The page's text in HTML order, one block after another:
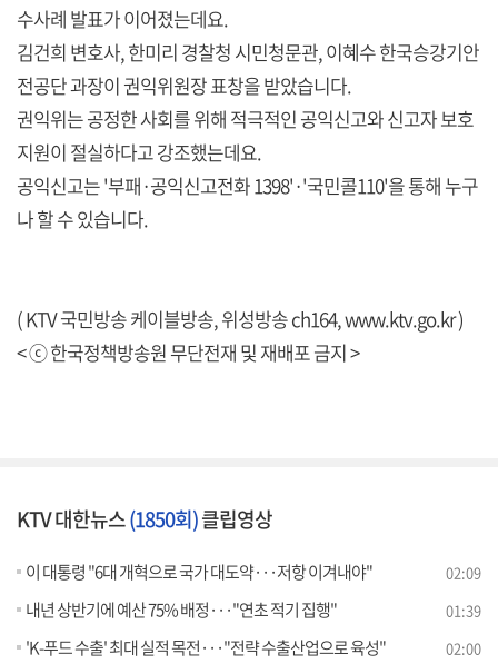
수사례 발표가 이어졌는데요.
김건희 변호사, 한미리 경찰청 시민청문관, 이혜수 한국승강기안
전공단 과장이 권익위원장 표창을 받았습니다.
권익위는 공정한 사회를 위해 적극적인 공익신고와 신고자 보호
지원이 절실하다고 강조했는데요.
공익신고는 '부패·공익신고전화 1398'·'국민콜110'을 통해 누구
나 할 수 있습니다.
( KTV 국민방송 케이블방송, 위성방송 ch164,www.ktv.go.kr)
< ⓒ 한국정책방송원 무단전재 및 재배포 금지 >
KTV 대한뉴스(1850회)클립영상
이 대통령 "6대 개혁으로 국가 대도약···저항 이겨내야" 02:09
내년 상반기에 예산 75% 배정···"연초 적기 집행" 01:39
'K-푸드 수출' 최대 실적 목전···"전략 수출산업으로 육성" 02:00